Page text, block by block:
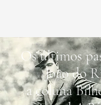
Os últimos
João do
a coluna